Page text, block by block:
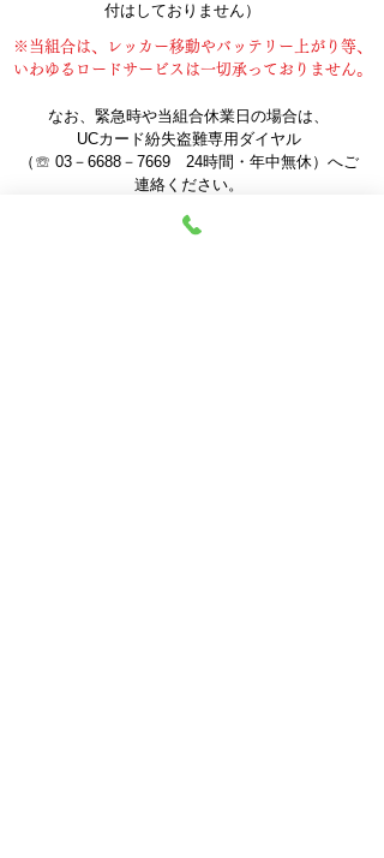
付はしておりません）
※当組合は、レッカー移動やバッテリー上がり等、
いわゆるロードサービスは一切承っておりません。
なお、緊急時や当組合休業日の場合は、
UCカード紛失盗難専用ダイヤル
（☏ 03－6688－7669 24時間・年中無休）へご
連絡ください。
それ以外に関しましては、上記のお電話のほか、